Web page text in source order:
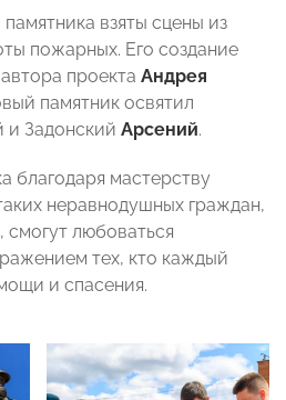
взяты сцены из
пожарных. Его создание
проекта Андрея
памятник освятил
и Задонский Арсений.
благодаря мастерству
неравнодушных граждан,
смогут любоваться
тех, кто каждый
и спасения.